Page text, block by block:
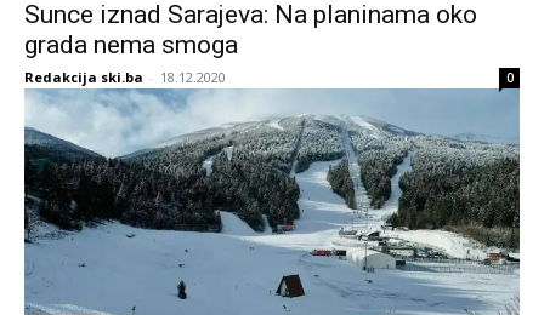
Sunce iznad Sarajeva: Na planinama oko
grada nema smoga
Redakcija ski.ba - 18.12.2020 0